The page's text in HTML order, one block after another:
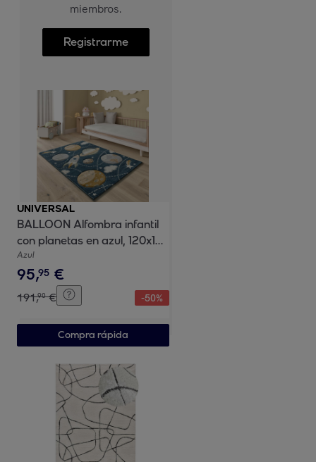
miembros.
Registrarme
UNIVERSAL
BALLOON Alfombra infantil
con planetas en azul, 120x170
cm
Azul
95,95 €
191,90 € -50%
Compra rápida